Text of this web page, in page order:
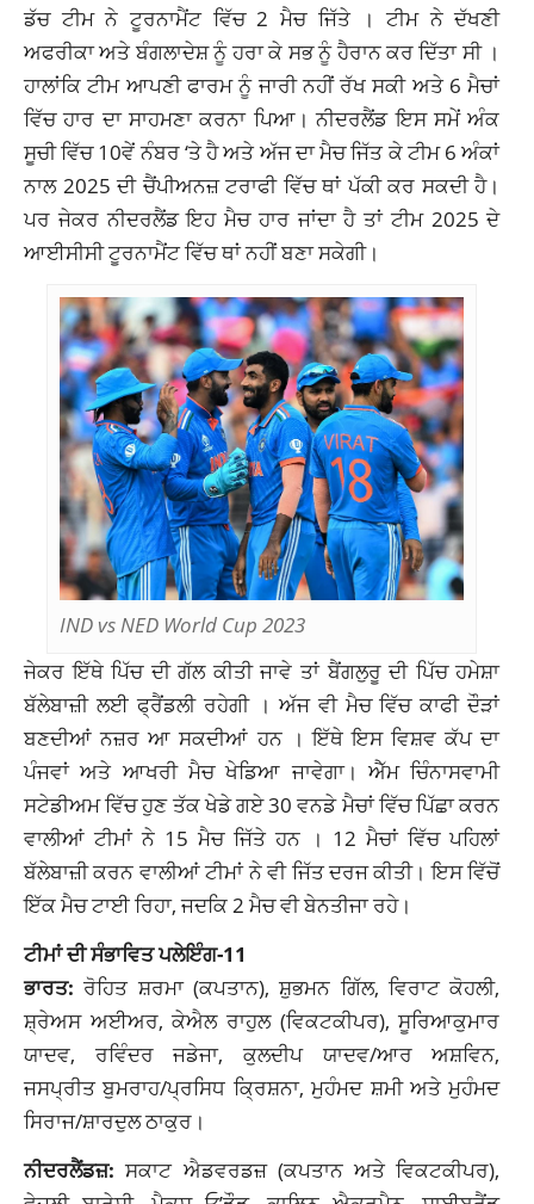
ਡੱਚ ਟੀਮ ਨੇ ਟੂਰਨਾਮੈਂਟ ਵਿੱਚ 2 ਮੈਚ ਜਿੱਤੇ । ਟੀਮ ਨੇ ਦੱਖਣੀ
ਅਫਰੀਕਾ ਅਤੇ ਬੰਗਲਾਦੇਸ਼ ਨੂੰ ਹਰਾ ਕੇ ਸਭ ਨੂੰ ਹੈਰਾਨ ਕਰ ਦਿੱਤਾ ਸੀ ।
ਹਾਲਾਂਕਿ ਟੀਮ ਆਪਣੀ ਫਾਰਮ ਨੂੰ ਜਾਰੀ ਨਹੀਂ ਰੱਖ ਸਕੀ ਅਤੇ 6 ਮੈਚਾਂ
ਵਿੱਚ ਹਾਰ ਦਾ ਸਾਹਮਣਾ ਕਰਨਾ ਪਿਆ। ਨੀਦਰਲੈਂਡ ਇਸ ਸਮੇਂ ਅੰਕ
ਸੂਚੀ ਵਿੱਚ 10ਵੇਂ ਨੰਬਰ ‘ਤੇ ਹੈ ਅਤੇ ਅੱਜ ਦਾ ਮੈਚ ਜਿੱਤ ਕੇ ਟੀਮ 6 ਅੰਕਾਂ
ਨਾਲ 2025 ਦੀ ਚੈਂਪੀਅਨਜ਼ ਟਰਾਫੀ ਵਿੱਚ ਥਾਂ ਪੱਕੀ ਕਰ ਸਕਦੀ ਹੈ।
ਪਰ ਜੇਕਰ ਨੀਦਰਲੈਂਡ ਇਹ ਮੈਚ ਹਾਰ ਜਾਂਦਾ ਹੈ ਤਾਂ ਟੀਮ 2025 ਦੇ
ਆਈਸੀਸੀ ਟੂਰਨਾਮੈਂਟ ਵਿੱਚ ਥਾਂ ਨਹੀਂ ਬਣਾ ਸਕੇਗੀ।
IND vs NED World Cup 2023
ਜੇਕਰ ਇੱਥੇ ਪਿੱਚ ਦੀ ਗੱਲ ਕੀਤੀ ਜਾਵੇ ਤਾਂ ਬੈਂਗਲੁਰੂ ਦੀ ਪਿੱਚ ਹਮੇਸ਼ਾ
ਬੱਲੇਬਾਜ਼ੀ ਲਈ ਫ੍ਰੈਂਡਲੀ ਰਹੇਗੀ । ਅੱਜ ਵੀ ਮੈਚ ਵਿੱਚ ਕਾਫੀ ਦੌੜਾਂ
ਬਣਦੀਆਂ ਨਜ਼ਰ ਆ ਸਕਦੀਆਂ ਹਨ । ਇੱਥੇ ਇਸ ਵਿਸ਼ਵ ਕੱਪ ਦਾ
ਪੰਜਵਾਂ ਅਤੇ ਆਖਰੀ ਮੈਚ ਖੇਡਿਆ ਜਾਵੇਗਾ। ਐੱਮ ਚਿੰਨਾਸਵਾਮੀ
ਸਟੇਡੀਅਮ ਵਿੱਚ ਹੁਣ ਤੱਕ ਖੇਡੇ ਗਏ 30 ਵਨਡੇ ਮੈਚਾਂ ਵਿੱਚ ਪਿੱਛਾ ਕਰਨ
ਵਾਲੀਆਂ ਟੀਮਾਂ ਨੇ 15 ਮੈਚ ਜਿੱਤੇ ਹਨ । 12 ਮੈਚਾਂ ਵਿੱਚ ਪਹਿਲਾਂ
ਬੱਲੇਬਾਜ਼ੀ ਕਰਨ ਵਾਲੀਆਂ ਟੀਮਾਂ ਨੇ ਵੀ ਜਿੱਤ ਦਰਜ ਕੀਤੀ। ਇਸ ਵਿੱਚੋਂ
ਇੱਕ ਮੈਚ ਟਾਈ ਰਿਹਾ, ਜਦਕਿ 2 ਮੈਚ ਵੀ ਬੇਨਤੀਜਾ ਰਹੇ।
ਟੀਮਾਂ ਦੀ ਸੰਭਾਵਿਤ ਪਲੇਇੰਗ-11
ਭਾਰਤ: ਰੋਹਿਤ ਸ਼ਰਮਾ (ਕਪਤਾਨ), ਸ਼ੁਭਮਨ ਗਿੱਲ, ਵਿਰਾਟ ਕੋਹਲੀ,
ਸ਼੍ਰੇਅਸ ਅਈਅਰ, ਕੇਐਲ ਰਾਹੁਲ (ਵਿਕਟਕੀਪਰ), ਸੂਰਿਆਕੁਮਾਰ
ਯਾਦਵ, ਰਵਿੰਦਰ ਜਡੇਜਾ, ਕੁਲਦੀਪ ਯਾਦਵ/ਆਰ ਅਸ਼ਵਿਨ,
ਜਸਪ੍ਰੀਤ ਬੁਮਰਾਹ/ਪ੍ਰਸਿਧ ਕ੍ਰਿਸ਼ਨਾ, ਮੁਹੰਮਦ ਸ਼ਮੀ ਅਤੇ ਮੁਹੰਮਦ
ਸਿਰਾਜ/ਸ਼ਾਰਦੁਲ ਠਾਕੁਰ।
ਨੀਦਰਲੈਂਡਜ਼: ਸਕਾਟ ਐਡਵਰਡਜ਼ (ਕਪਤਾਨ ਅਤੇ ਵਿਕਟਕੀਪਰ),